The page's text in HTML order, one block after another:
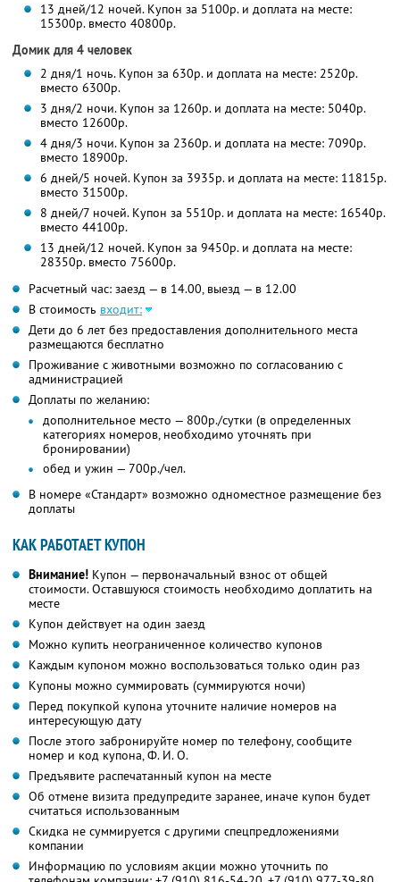
13 дней/12 ночей. Купон за 5100р. и доплата на месте:
15300р. вместо 40800р.
Домик для 4 человек
2 дня/1 ночь. Купон за 630р. и доплата на месте: 2520р.
вместо 6300р.
3 дня/2 ночи. Купон за 1260р. и доплата на месте: 5040р.
вместо 12600р.
4 дня/3 ночи. Купон за 2360р. и доплата на месте: 7090р.
вместо 18900р.
6 дней/5 ночей. Купон за 3935р. и доплата на месте: 11815р.
вместо 31500р.
8 дней/7 ночей. Купон за 5510р. и доплата на месте: 16540р.
вместо 44100р.
13 дней/12 ночей. Купон за 9450р. и доплата на месте:
28350р. вместо 75600р.
Расчетный час: заезд — в 14.00, выезд — в 12.00
В стоимость входит:
Дети до 6 лет без предоставления дополнительного места
размещаются бесплатно
Проживание с животными возможно по согласованию с
администрацией
Доплаты по желанию:
дополнительное место — 800р./сутки (в определенных
категориях номеров, необходимо уточнять при
бронировании)
обед и ужин — 700р./чел.
В номере «Стандарт» возможно одноместное размещение без
доплаты
КАК РАБОТАЕТ КУПОН
Внимание! Купон — первоначальный взнос от общей
стоимости. Оставшуюся стоимость необходимо доплатить на
месте
Купон действует на один заезд
Можно купить неограниченное количество купонов
Каждым купоном можно воспользоваться только один раз
Купоны можно суммировать (суммируются ночи)
Перед покупкой купона уточните наличие номеров на
интересующую дату
После этого забронируйте номер по телефону, сообщите
номер и код купона,Ф. И. О.
Предъявите распечатанный купон на месте
Об отмене визита предупредите заранее, иначе купон будет
считаться использованным
Скидка не суммируется с другими спецпредложениями
компании
Информацию по условиям акции можно уточнить по